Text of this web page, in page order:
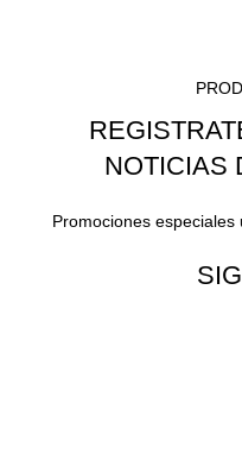
NOTICIAS
Promociones especiales